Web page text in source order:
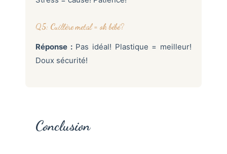
Q5: Cuillère metal = ok bébé?
Réponse :Pas idéal! Plastique = meilleur!
Doux sécurité!
Conclusion